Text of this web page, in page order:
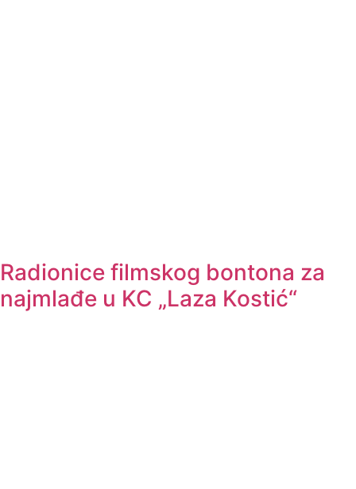
Radionice filmskog bontona za
najmlađe u KC „Laza Kostić“